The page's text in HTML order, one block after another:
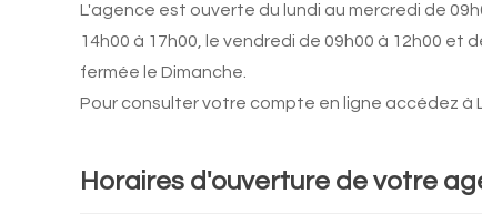
L'agence est ouverte du lundi au mercredi de
14h00 à 17h00, le vendredi de 09h00 à 12h00 et
fermée le Dimanche.
Pour consulter votre compte en ligne accédez à
Horaires d'ouverture de votre